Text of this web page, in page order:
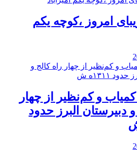
امروز ،کوچه یکم
و کم‌نظیر از چهار
دبيرستان البرز حدود